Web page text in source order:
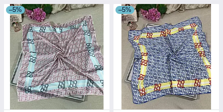
–5% –5%